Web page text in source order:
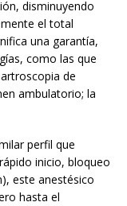
disminuyendo
el total
una garantía,
como las que
de
ambulatorio; la
perfil que
inicio, bloqueo
este anestésico
hasta el